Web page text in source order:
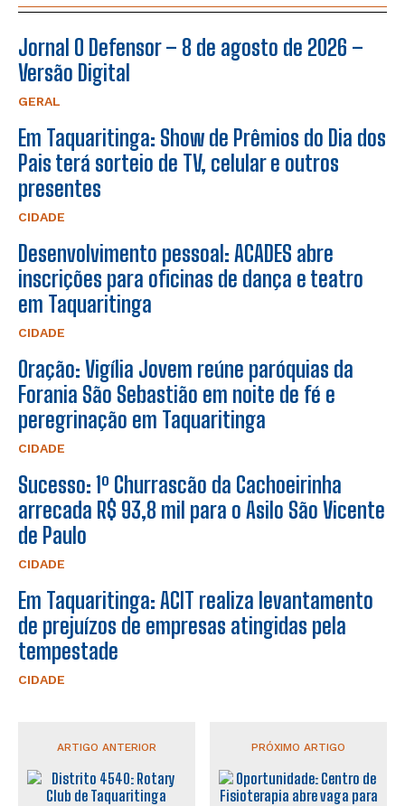
Jornal O Defensor – 8 de agosto de 2026 –
Versão Digital
GERAL
Em Taquaritinga: Show de Prêmios do Dia dos
Pais terá sorteio de TV, celular e outros
presentes
CIDADE
Desenvolvimento pessoal: ACADES abre
inscrições para oficinas de dança e teatro
em Taquaritinga
CIDADE
Oração: Vigília Jovem reúne paróquias da
Forania São Sebastião em noite de fé e
peregrinação em Taquaritinga
CIDADE
Sucesso: 1º Churrascão da Cachoeirinha
arrecada R$ 93,8 mil para o Asilo São Vicente
de Paulo
CIDADE
Em Taquaritinga: ACIT realiza levantamento
de prejuízos de empresas atingidas pela
tempestade
CIDADE
ARTIGO ANTERIOR PRÓXIMO ARTIGO